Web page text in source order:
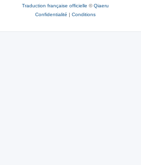
Traduction française officielle ©Qiaeru
Confidentialité | Conditions